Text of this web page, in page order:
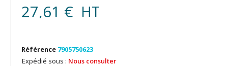
27,61 € HT
Référence 7905750623
Expédié sous : Nous consulter